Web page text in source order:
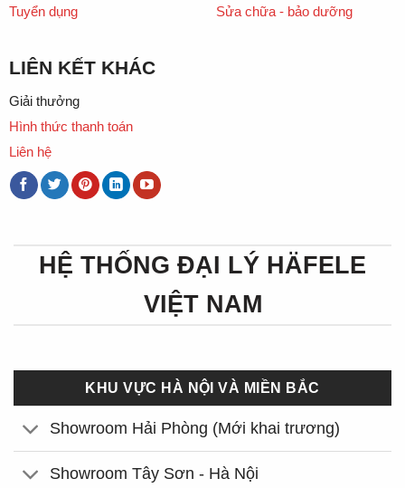
Tuyển dụng
Sửa chữa - bảo dưỡng
LIÊN KẾT KHÁC
Giải thưởng
Hình thức thanh toán
Liên hệ
HỆ THỐNG ĐẠI LÝ HÄFELE
VIỆT NAM
KHU VỰC HÀ NỘI VÀ MIỀN BẮC
Showroom Hải Phòng (Mới khai trương)
Showroom Tây Sơn - Hà Nội